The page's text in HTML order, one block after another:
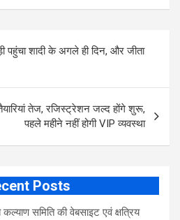
e
शादी के अगले ही दिन, और जीता
तेज, रजिस्ट्रेशन जल्द होंगे शुरू,
पहले महीने नहीं होगी VIP व्यवस्था
Posts
समिति की वेबसाइट एवं क्षत्रिय